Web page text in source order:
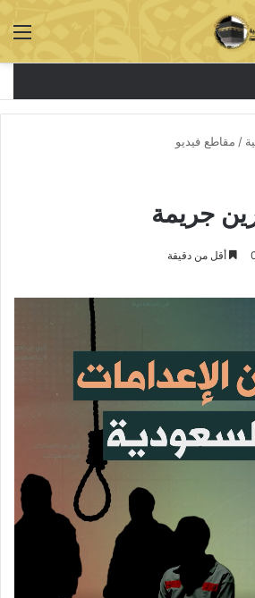
/ مقاطع فيديو
جريمة
أقل من دقيقة